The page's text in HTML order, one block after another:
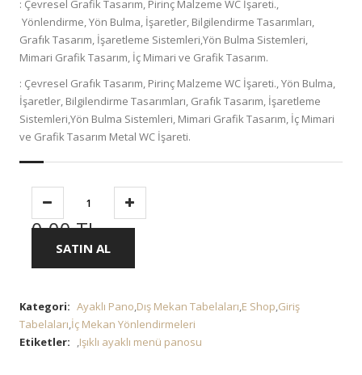
: Çevresel Grafik Tasarım, Pirinç Malzeme WC İşareti.,
Yönlendirme, Yön Bulma, İşaretler, Bilgilendirme Tasarımları,
Grafık Tasarım, İşaretleme Sistemleri,Yön Bulma Sistemleri,
Mimari Grafik Tasarım, İç Mimari ve Grafik Tasarım.
: Çevresel Grafık Tasarım, Pirinç Malzeme WC İşareti., Yön Bulma,
İşaretler, Bilgilendirme Tasarımları, Grafık Tasarım, İşaretleme
Sistemleri,Yön Bulma Sistemleri, Mimari Grafik Tasarım, İç Mimari
ve Grafik Tasarım Metal WC İşareti.
0.00 TL
SATIN AL
Kategori: Ayaklı Pano,Dış Mekan Tabelaları,E Shop,Giriş
Tabelaları,İç Mekan Yönlendirmeleri
Etiketler: ,Işıklı ayaklı menü panosu